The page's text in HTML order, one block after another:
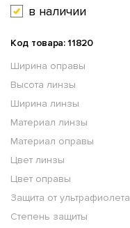
в наличии
Код товара: 11820
Ширина оправы
Высота линзы
Ширина линзы
Материал линзы
Материал оправы
Цвет линзы
Цвет оправы
Защита от ультрафиолета
Степень защиты